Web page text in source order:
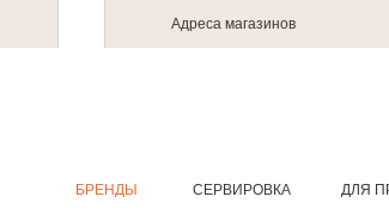
Адреса магазинов
БРЕНДЫ СЕРВИРОВКА ДЛЯ